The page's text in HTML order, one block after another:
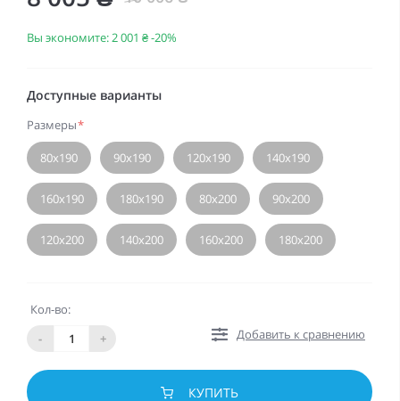
Вы экономите:2 001 ₴-20%
Доступные варианты
Размеры*
80х190 90х190 120х190 140х190
160х190 180х190 80х200 90х200
120х200 140х200 160х200 180х200
Кол-во:
-
+ Добавить к сравнению
КУПИТЬ